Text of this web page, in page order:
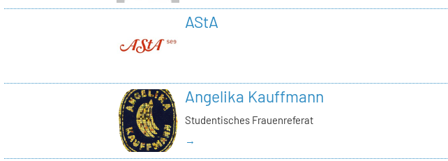
AStA
Angelika Kauffmann
Studentisches Frauenreferat
→